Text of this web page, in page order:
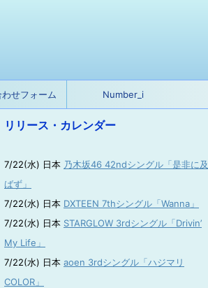
せフォーム Number_i
リリース・カレンダー
7/22(水) 日本 乃木坂46 42ndシングル「是非に及
ばず」
7/22(水) 日本 DXTEEN 7thシングル「Wanna」
7/22(水) 日本 STARGLOW 3rdシングル「Drivin’
My Life」
7/22(水) 日本 aoen 3rdシングル「ハジマリ
COLOR」